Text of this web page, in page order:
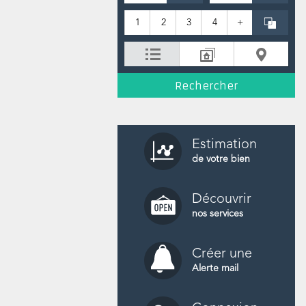
1 2 3 4 +
Estimation
de votre bien
Découvrir
nos services
Créer une
Alerte mail